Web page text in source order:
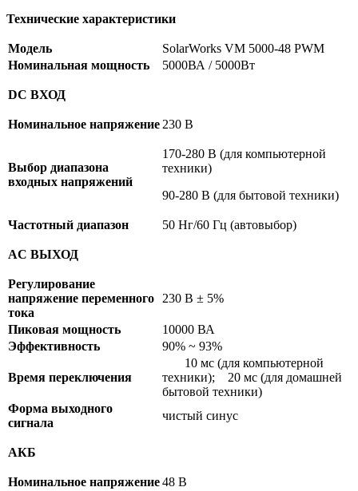
Технические характеристики
Модель
SolarWorks VM 5000-48 PWM
Номинальная мощность
5000ВА / 5000Вт
DC ВХОД
Номинальное напряжение 230 В
Выбор диапазона
входных напряжений
170-280 В (для компьютерной
техники)
90-280 В (для бытовой техники)
Частотный диапазон 50 Нг/60 Гц (автовыбор)
AC ВЫХОД
Регулирование
напряжение переменного
тока
230 В ± 5%
Пиковая мощность
10000 ВА
Эффективность
90% ~ 93%
Время переключения
10 мс (для компьютерной
техники); 20 мс (для домашней
бытовой техники)
Форма выходного
сигнала
чистый синус
АКБ
Номинальное напряжение48 В